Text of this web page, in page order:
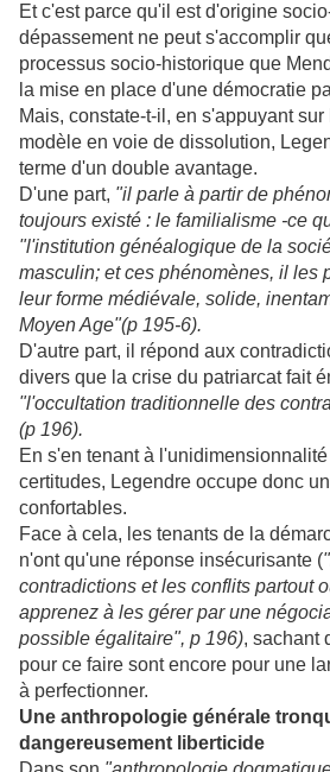
Et c'est parce qu'il est d'origine
dépassement ne peut s'accomplir
processus socio-historique que
la mise en place d'une démocratie
Mais, constate-t-il, en s'appuyant
modèle en voie de dissolution,
terme d'un double avantage.
D'une part, "il parle à partir de
toujours existé : le familialisme -ce
"l'institution généalogique de la
masculin; et ces phénomènes, il les
leur forme médiévale, solide,
Moyen Age"(p 195-6).
D'autre part, il répond aux
divers que la crise du patriarcat fait
"l'occultation traditionnelle des
(p 196).
En s'en tenant à
certitudes, Legendre occupe donc
confortables.
Face à cela, les tenants de la
n'ont qu'une réponse insécurisante (
contradictions et les conflits partout
apprenez à les gérer par une
possible égalitaire", p 196), sachant
pour ce faire sont encore pour une
à perfectionner.
Une anthropologie générale
dangereusement liberticide